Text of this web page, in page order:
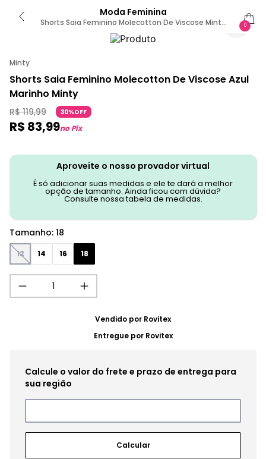
Moda Feminina
Shorts Saia Feminino Molecotton De Viscose Minty
Azul 18 / Azul
0
Minty
Shorts Saia Feminino Molecotton De Viscose Azul
Marinho Minty
R$ 119,99 30%OFF
R$ 83,99no Pix
Aproveite o nosso provador virtual
É só adicionar suas medidas e ele te dará a melhor
opção de tamanho. Ainda ficou com dúvida?
Consulte nossa tabela de medidas.
Tamanho: 18
12 14 16 18
Vendido por Rovitex
Entregue por Rovitex